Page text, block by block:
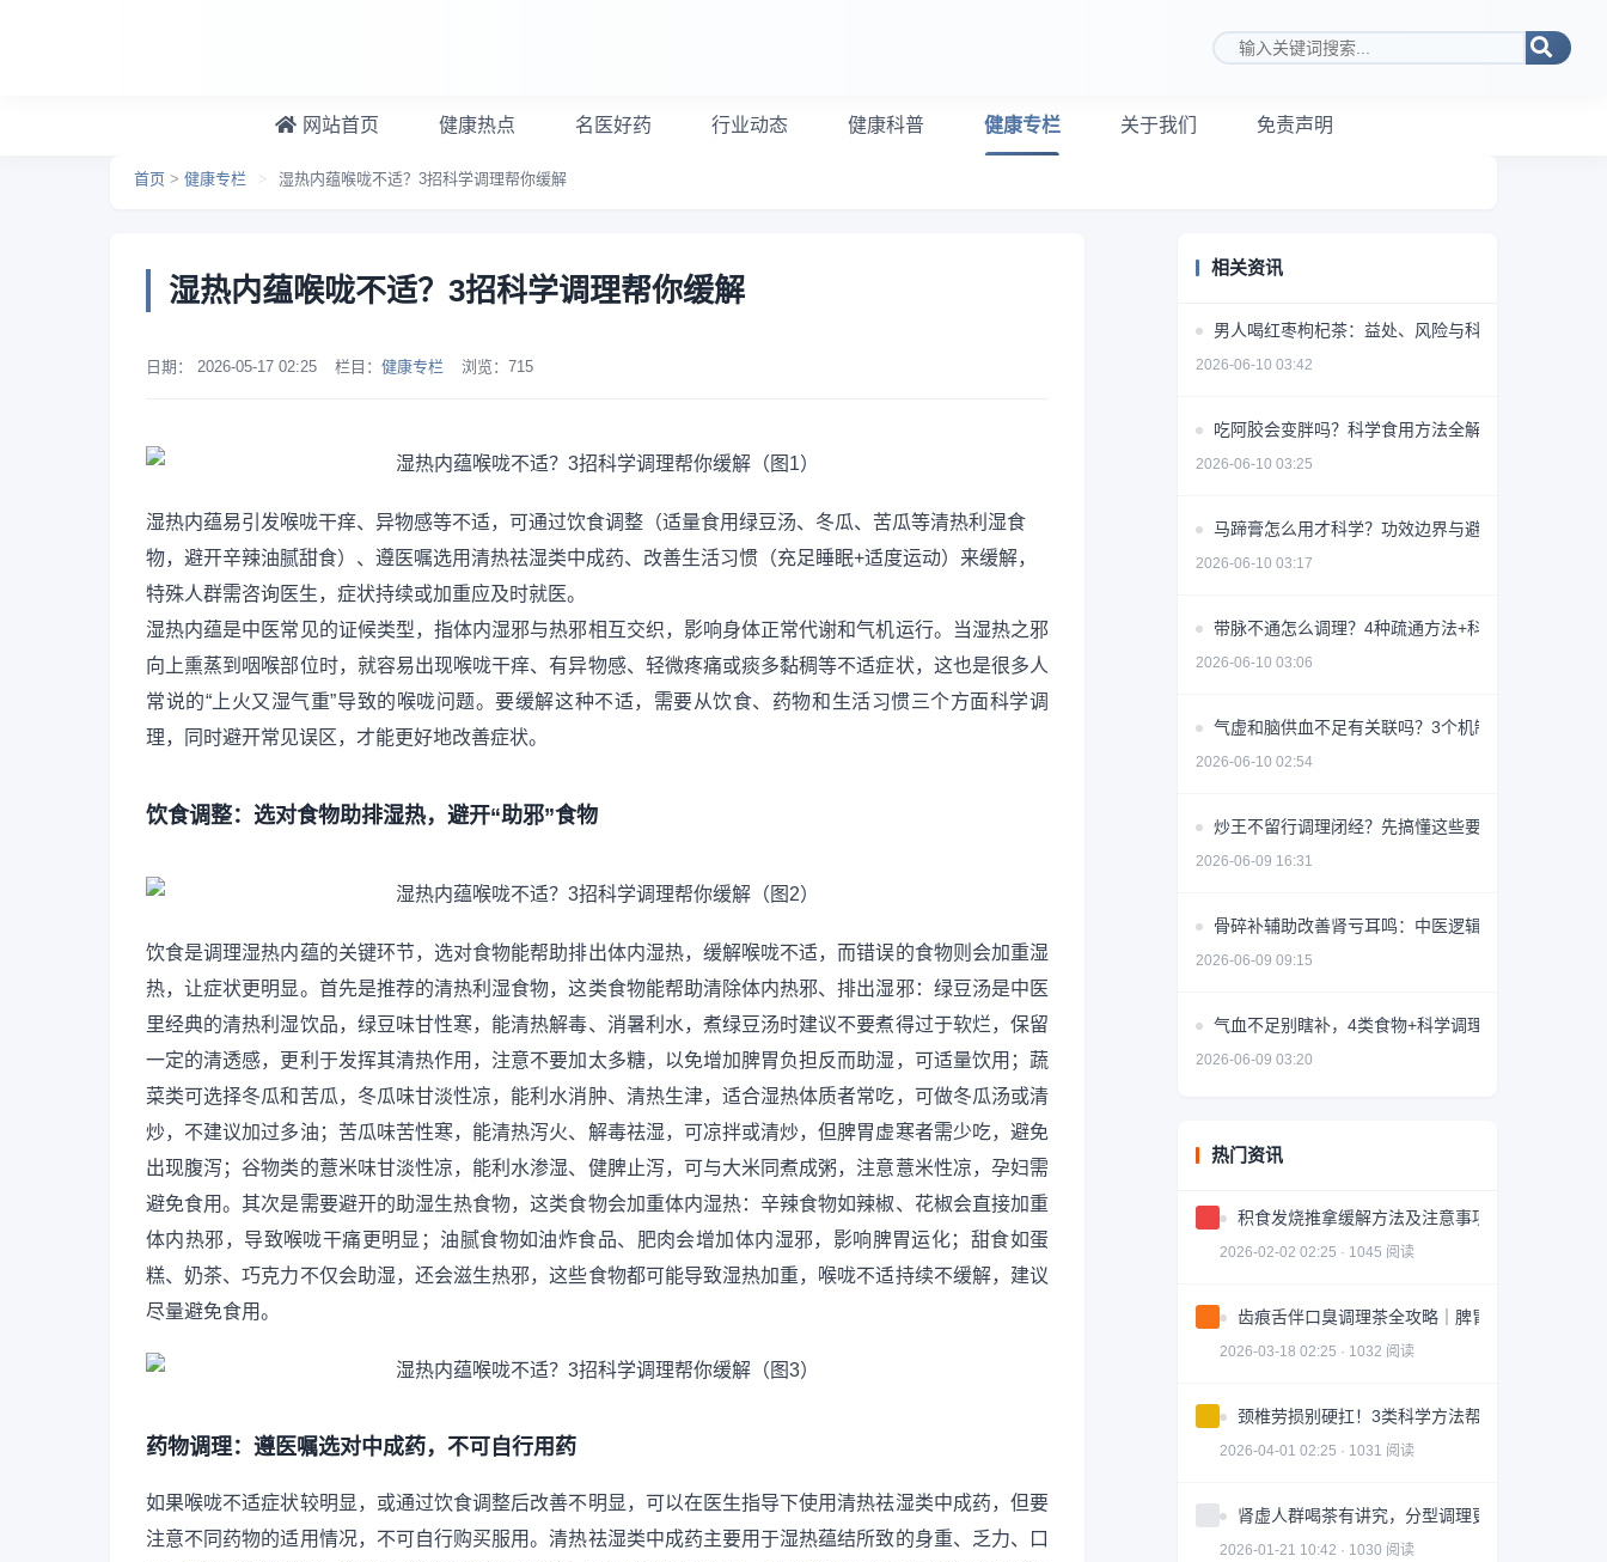
搜索关键词
网站首页 健康热点 名医好药 行业动态 健康科普 健康专栏 关于我们 免责声明
首页 > 健康专栏 > 湿热内蕴喉咙不适？3招科学调理帮你缓解
湿热内蕴喉咙不适？3招科学调理帮你缓解
日期： 2026-05-17 02:25 栏目： 健康专栏 浏览： 715
湿热内蕴易引发喉咙干痒、异物感等不适，可通过饮食调整（适量食用绿豆汤、冬瓜、苦瓜等清热利湿食
物，避开辛辣油腻甜食）、遵医嘱选用清热祛湿类中成药、改善生活习惯（充足睡眠+适度运动）来缓解，
特殊人群需咨询医生，症状持续或加重应及时就医。
湿热内蕴是中医常见的证候类型，指体内湿邪与热邪相互交织，影响身体正常代谢和气机运行。当湿热之邪
向上熏蒸到咽喉部位时，就容易出现喉咙干痒、有异物感、轻微疼痛或痰多黏稠等不适症状，这也是很多人
常说的“上火又湿气重”导致的喉咙问题。要缓解这种不适，需要从饮食、药物和生活习惯三个方面科学调
理，同时避开常见误区，才能更好地改善症状。
饮食调整：选对食物助排湿热，避开“助邪”食物
饮食是调理湿热内蕴的关键环节，选对食物能帮助排出体内湿热，缓解喉咙不适，而错误的食物则会加重湿
热，让症状更明显。首先是推荐的清热利湿食物，这类食物能帮助清除体内热邪、排出湿邪：绿豆汤是中医
里经典的清热利湿饮品，绿豆味甘性寒，能清热解毒、消暑利水，煮绿豆汤时建议不要煮得过于软烂，保留
一定的清透感，更利于发挥其清热作用，注意不要加太多糖，以免增加脾胃负担反而助湿，可适量饮用；蔬
菜类可选择冬瓜和苦瓜，冬瓜味甘淡性凉，能利水消肿、清热生津，适合湿热体质者常吃，可做冬瓜汤或清
炒，不建议加过多油；苦瓜味苦性寒，能清热泻火、解毒祛湿，可凉拌或清炒，但脾胃虚寒者需少吃，避免
出现腹泻；谷物类的薏米味甘淡性凉，能利水渗湿、健脾止泻，可与大米同煮成粥，注意薏米性凉，孕妇需
避免食用。其次是需要避开的助湿生热食物，这类食物会加重体内湿热：辛辣食物如辣椒、花椒会直接加重
体内热邪，导致喉咙干痛更明显；油腻食物如油炸食品、肥肉会增加体内湿邪，影响脾胃运化；甜食如蛋
糕、奶茶、巧克力不仅会助湿，还会滋生热邪，这些食物都可能导致湿热加重，喉咙不适持续不缓解，建议
尽量避免食用。
药物调理：遵医嘱选对中成药，不可自行用药
如果喉咙不适症状较明显，或通过饮食调整后改善不明显，可以在医生指导下使用清热祛湿类中成药，但要
注意不同药物的适用情况，不可自行购买服用。清热祛湿类中成药主要用于湿热蕴结所致的身重、乏力、口
相关资讯
男人喝红枣枸杞茶：益处、风险与科学饮用指南
2026-06-10 03:42
吃阿胶会变胖吗？科学食用方法全解析
2026-06-10 03:25
马蹄膏怎么用才科学？功效边界与避坑指南
2026-06-10 03:17
带脉不通怎么调理？4种疏通方法+科学避坑指南
2026-06-10 03:06
气虚和脑供血不足有关联吗？3个机制揭秘
2026-06-10 02:54
炒王不留行调理闭经？先搞懂这些要点避免无效用药
2026-06-09 16:31
骨碎补辅助改善肾亏耳鸣：中医逻辑与使用指南
2026-06-09 09:15
气血不足别瞎补，4类食物+科学调理指南
2026-06-09 03:20
热门资讯
积食发烧推拿缓解方法及注意事项
2026-02-02 02:25 · 1045 阅读
齿痕舌伴口臭调理茶全攻略｜脾胃健康轻松掌握
2026-03-18 02:25 · 1032 阅读
颈椎劳损别硬扛！3类科学方法帮你轻松缓解｜实
2026-04-01 02:25 · 1031 阅读
肾虚人群喝茶有讲究，分型调理更有效
2026-01-21 10:42 · 1030 阅读